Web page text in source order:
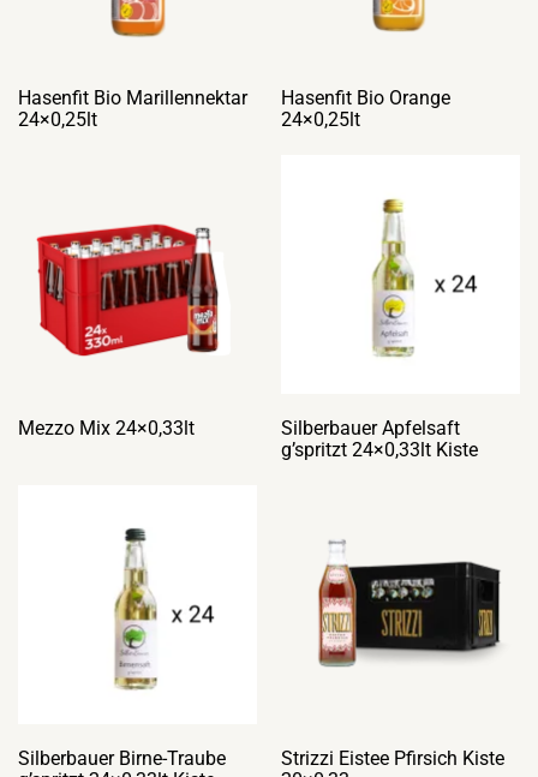
Hasenfit Bio Marillennektar
24×0,25lt
Hasenfit Bio Orange
24×0,25lt
Mezzo Mix 24×0,33lt
Silberbauer Apfelsaft
g’spritzt 24×0,33lt Kiste
Silberbauer Birne-Traube
Strizzi Eistee Pfirsich Kiste